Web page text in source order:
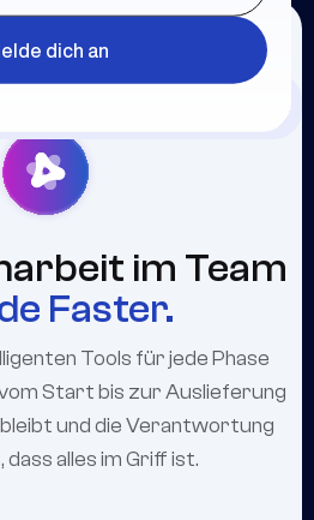
dich an
im Team
Faster.
Tools für jede Phase
Start bis zur Auslieferung
und die Verantwortung
alles im Griff ist.